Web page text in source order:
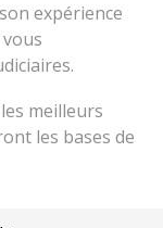
expérience
meilleurs
les bases de